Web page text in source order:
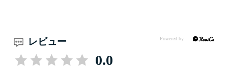
レビュー
0.0